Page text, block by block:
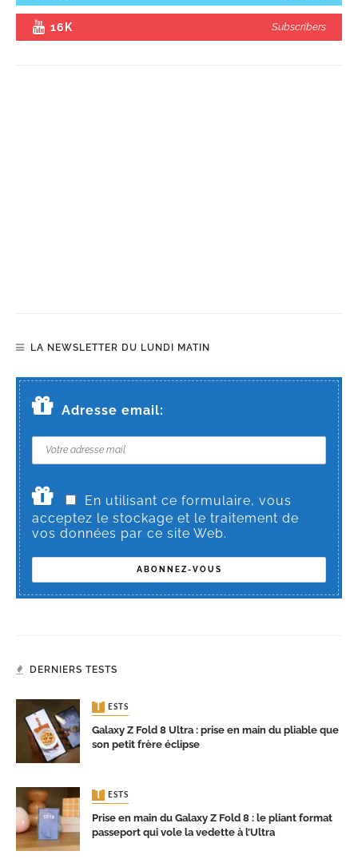
16K Subscribers
LA NEWSLETTER DU LUNDI MATIN
Adresse email:
En utilisant ce formulaire, vous
acceptez le stockage et le traitement de
vos données par ce site Web.
DERNIERS TESTS
TESTS
Galaxy Z Fold 8 Ultra : prise en main du pliable que
son petit frère éclipse
TESTS
Prise en main du Galaxy Z Fold 8 : le pliant format
passeport qui vole la vedette à l’Ultra